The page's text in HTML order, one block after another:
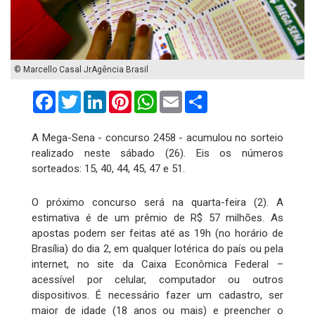
© Marcello Casal JrAgência Brasil
FacebookTwitterLinkedInPinterestWhatsApp
Email
A Mega-Sena - concurso 2458 - acumulou no sorteio
realizado neste sábado (26). Eis os números
sorteados: 15, 40, 44, 45, 47 e 51.
O próximo concurso será na quarta-feira (2). A
estimativa é de um prêmio de R$ 57 milhões. As
apostas podem ser feitas até as 19h (no horário de
Brasília) do dia 2, em qualquer lotérica do país ou pela
internet, no site da Caixa Econômica Federal –
acessível por celular, computador ou outros
dispositivos. É necessário fazer um cadastro, ser
maior de idade (18 anos ou mais) e preencher o